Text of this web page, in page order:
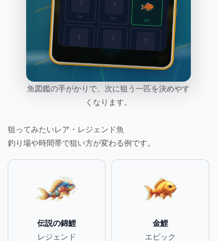
魚図鑑の手がかりで、次に狙う一匹を決めやす
くなります。
狙ってみたいレア・レジェンド魚
釣り場や時間帯で狙い方が変わる例です。
伝説の錦鯉
レジェンド
金鯉
エピック